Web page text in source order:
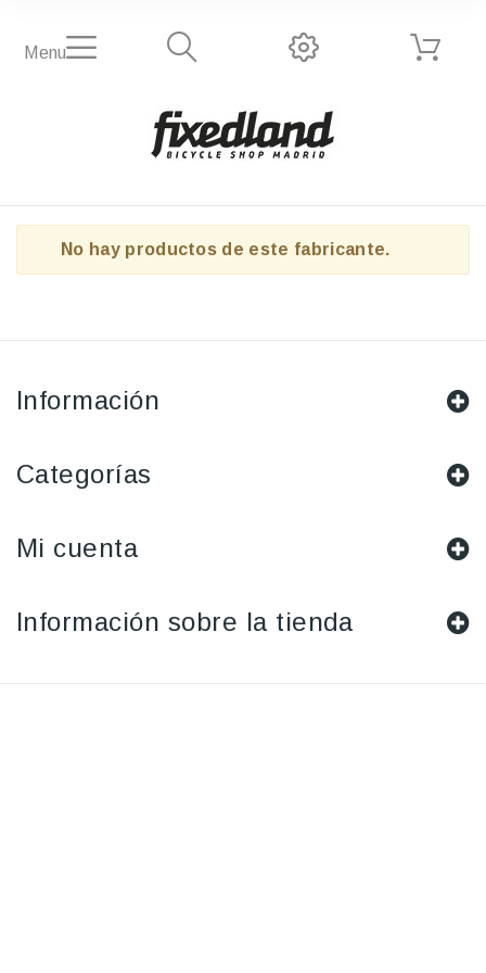
Menu
No hay productos de este fabricante.
Información
Categorías
Mi cuenta
Información sobre la tienda